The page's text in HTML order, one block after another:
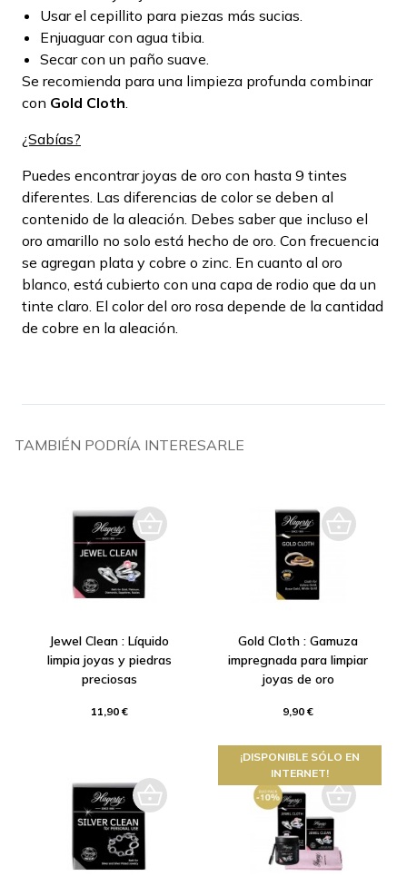
Usar el cepillito para piezas más sucias.
Enjuaguar con agua tibia.
Secar con un paño suave.
Se recomienda para una limpieza profunda combinar
con Gold Cloth
¿Sabías?
Puedes encontrar joyas de oro con hasta 9 tintes
diferentes. Las diferencias de color se deben al
contenido de la aleación. Debes saber que incluso el
oro amarillo no solo está hecho de oro. Con frecuencia
se agregan plata y cobre o zinc. En cuanto al oro
blanco, está cubierto con una capa de rodio que da un
tinte claro. El color del oro rosa depende de la cantidad
de cobre en la aleación.
TAMBIÉN PODRÍA INTERESARLE
Jewel Clean : Líquido
limpia joyas y piedras
preciosas
11,90 €
Gold Cloth : Gamuza
impregnada para limpiar
joyas de oro
9,90 €
¡DISPONIBLE SÓLO EN
INTERNET!